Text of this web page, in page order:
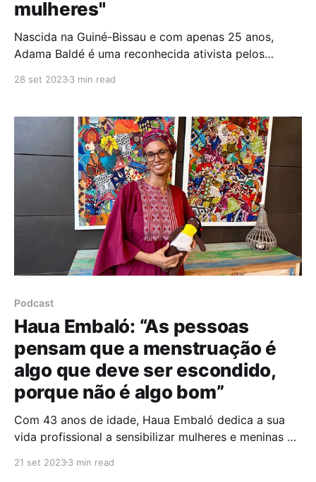
mulheres"
Nascida na Guiné-Bissau e com apenas 25 anos,
Adama Baldé é uma reconhecida ativista pelos
tema da desigualdade de género. Sonha em tornar-
28 set 20233 min read
Podcast
Haua Embaló: “As pessoas
pensam que a menstruação é
algo que deve ser escondido,
porque não é algo bom”
Com 43 anos de idade, Haua Embaló dedica a sua
vida profissional a sensibilizar mulheres e meninas de
como o da saúde menstrual. Fundadora da marca
21 set 20233 min read